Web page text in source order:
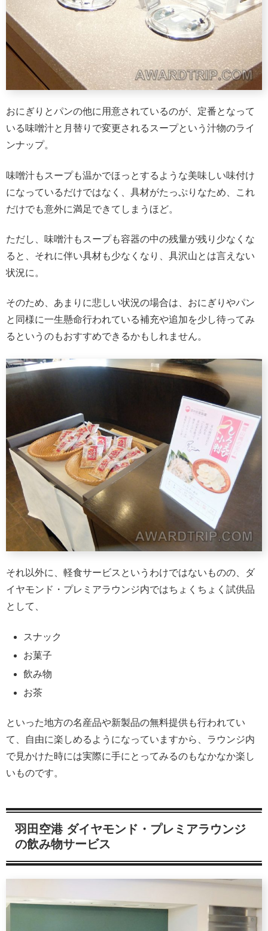
おにぎりとパンの他に用意されているのが、定番となって
いる味噌汁と月替りで変更されるスープという汁物のライ
ンナップ。
味噌汁もスープも温かでほっとするような美味しい味付け
になっているだけではなく、具材がたっぷりなため、これ
だけでも意外に満足できてしまうほど。
ただし、味噌汁もスープも容器の中の残量が残り少なくな
ると、それに伴い具材も少なくなり、具沢山とは言えない
状況に。
そのため、あまりに悲しい状況の場合は、おにぎりやパン
と同様に一生懸命行われている補充や追加を少し待ってみ
るというのもおすすめできるかもしれません。
それ以外に、軽食サービスというわけではないものの、ダ
イヤモンド・プレミアラウンジ内ではちょくちょく試供品
として、
スナック
お菓子
飲み物
お茶
といった地方の名産品や新製品の無料提供も行われてい
て、自由に楽しめるようになっていますから、ラウンジ内
で見かけた時には実際に手にとってみるのもなかなか楽し
いものです。
羽田空港 ダイヤモンド・プレミアラウンジ
の飲み物サービス